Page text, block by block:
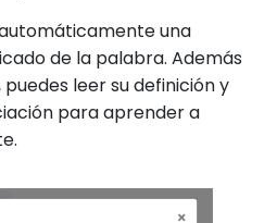
una
de la palabra. Además
leer su definición y
para aprender a